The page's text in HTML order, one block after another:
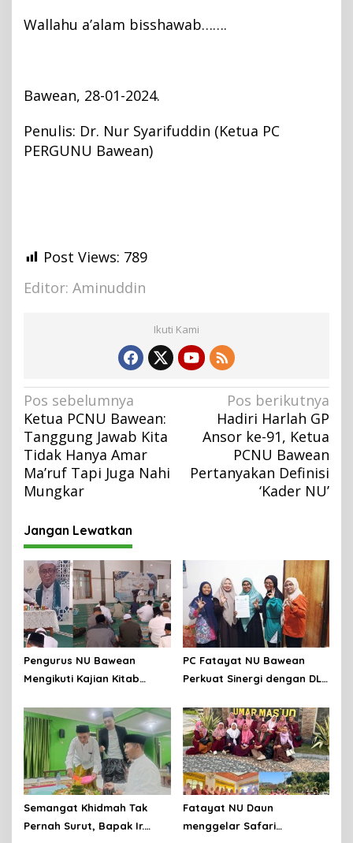
Wallahu a’alam bisshawab…….
Bawean, 28-01-2024.
Penulis: Dr. Nur Syarifuddin (Ketua PC
PERGUNU Bawean)
Post Views: 789
Editor: Aminuddin
Ikuti Kami
N
a
v
i
g
s
i
p
o
s
Pos sebelumnya
Ketua PCNU Bawean:
Tanggung Jawab Kita
Tidak Hanya Amar
Ma’ruf Tapi Juga Nahi
Mungkar
Pos berikutnya
Hadiri Harlah GP
Ansor ke-91, Ketua
PCNU Bawean
Pertanyakan Definisi
‘Kader NU’
Jangan Lewatkan
Pengurus NU Bawean
Mengikuti Kajian Kitab
Hadlrotil Baroroh besama
Syeikh Rohimuddin Nawawi
Al-Bantani.
PC Fatayat NU Bawean
Perkuat Sinergi dengan DLH
Lingkungan di Bawean
Semangat Khidmah Tak
Pernah Surut, Bapak Ir.
Fatayat NU Daun
menggelar Safari